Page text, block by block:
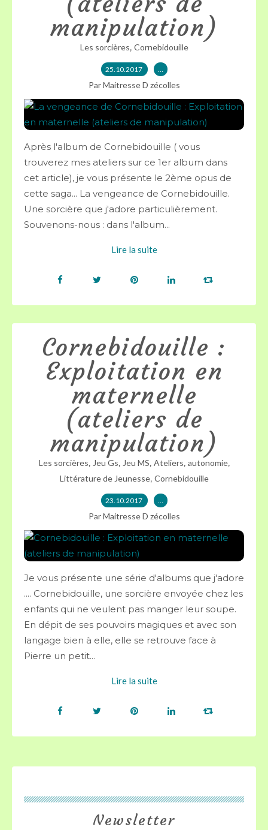
manipulation)
Les sorcières, Cornebidouille
25.10.2017 …
Par Maitresse D zécolles
Après l'album de Cornebidouille ( vous
trouverez mes ateliers sur ce 1er album dans
cet article), je vous présente le 2ème opus de
cette saga... La vengeance de Cornebidouille.
Une sorcière que j'adore particulièrement.
Souvenons-nous : dans l'album...
Lire la suite
Cornebidouille :
Exploitation en
maternelle
(ateliers de
manipulation)
Les sorcières, Jeu Gs, Jeu MS, Ateliers, autonomie,
Littérature de Jeunesse, Cornebidouille
23.10.2017 …
Par Maitresse D zécolles
Je vous présente une série d'albums que j'adore
.... Cornebidouille, une sorcière envoyée chez les
enfants qui ne veulent pas manger leur soupe.
En dépit de ses pouvoirs magiques et avec son
langage bien à elle, elle se retrouve face à
Pierre un petit...
Lire la suite
Newsletter